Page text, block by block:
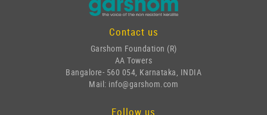
Contact us
Garshom Foundation (R)
AA Towers
Bangalore- 560 054, Karnataka, INDIA
Mail: info@garshom.com
Follow us